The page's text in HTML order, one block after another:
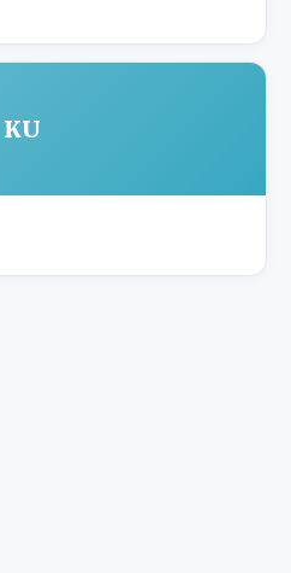
KU